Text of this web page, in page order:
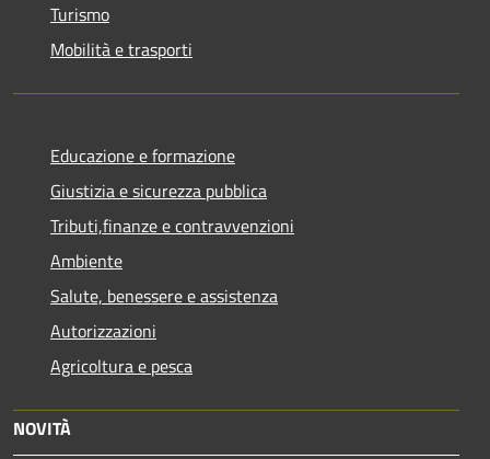
Turismo
Mobilità e trasporti
Educazione e formazione
Giustizia e sicurezza pubblica
Tributi,finanze e contravvenzioni
Ambiente
Salute, benessere e assistenza
Autorizzazioni
Agricoltura e pesca
NOVITÀ